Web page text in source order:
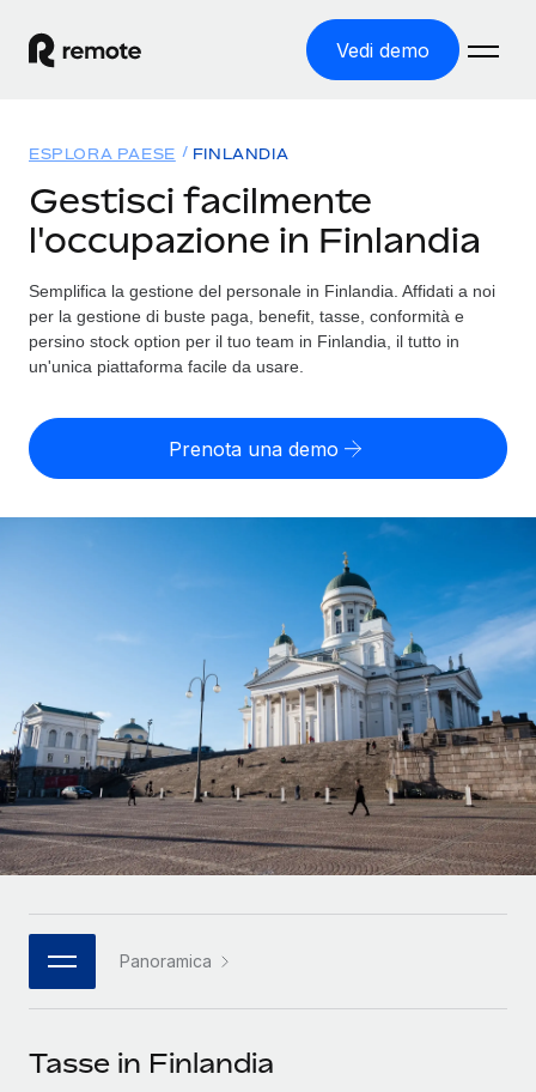
Vedi demo
ASSUMI NEL MONDO
Global Payroll
Gestisci il payroll a norma, in tutta semplicità
Employer of Record
Contractor Management
Affidati agli esperti per la gestione HR e la
Soluzioni
COPERTURA GLOBALE
Ricerca paesi
Trova i servizi di supporto all’impiego per ogni Paese
Confronta Remote
Scopri come ci confrontiamo con gli altri
Integra l'HR globale nella tua piattaforma in modo
CASE STUDIES
Tariffe
English
Español
Italiano
Português (Portugal)
日本語
한국어
中文（简体）
Login
ESPLORA PAESE FINLANDIA
Gestisci facilmente
l'occupazione in Finlandia
Semplifica la gestione del personale in Finlandia. Affidati a noi
per la gestione di buste paga, benefit, tasse, conformità e
persino stock option per il tuo team in Finlandia, il tutto in
un'unica piattaforma facile da usare.
Prenota una demo
Panoramica
Tasse in Finlandia